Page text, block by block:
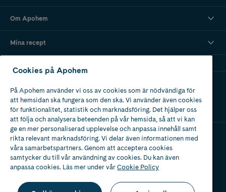
Om Apohem
Mina recept
Apotek med tillstånd
av Läkemedelsverket
Cookies på Apohem
På Apohem använder vi oss av cookies som är nödvändiga för
att hemsidan ska fungera som den ska. Vi använder även cookies
för funktionalitet, statistik och marknadsföring. Det hjälper oss
att följa och analysera beteenden på vår hemsida, så att vi kan
ge en mer personaliserad upplevelse och anpassa innehåll samt
rikta relevant marknadsföring. Vi delar även informationen med
våra samarbetspartners. Genom att acceptera cookies
samtycker du till vår användning av cookies. Du kan även
anpassa cookies. Läs mer under vårCookie Policy